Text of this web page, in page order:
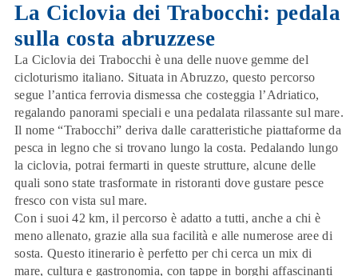
La Ciclovia dei Trabocchi: pedala
sulla costa abruzzese
La Ciclovia dei Trabocchi è una delle nuove gemme del
cicloturismo italiano. Situata in Abruzzo, questo percorso
segue l’antica ferrovia dismessa che costeggia l’Adriatico,
regalando panorami speciali e una pedalata rilassante sul mare.
Il nome “Trabocchi” deriva dalle caratteristiche piattaforme da
pesca in legno che si trovano lungo la costa. Pedalando lungo
la ciclovia, potrai fermarti in queste strutture, alcune delle
quali sono state trasformate in ristoranti dove gustare pesce
fresco con vista sul mare.
Con i suoi 42 km, il percorso è adatto a tutti, anche a chi è
meno allenato, grazie alla sua facilità e alle numerose aree di
sosta. Questo itinerario è perfetto per chi cerca un mix di
mare, cultura e gastronomia, con tappe in borghi affascinanti